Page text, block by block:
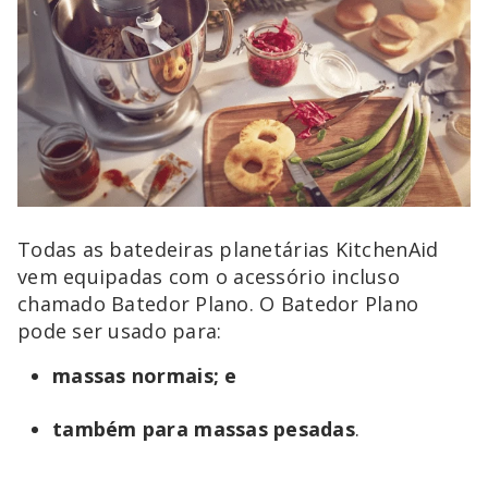
Todas as batedeiras planetárias KitchenAid
vem equipadas com o acessório incluso
chamado Batedor Plano. O Batedor Plano
pode ser usado para:
massas normais; e
também para massas pesadas.